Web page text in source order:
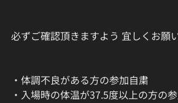
必ずご確認頂きますよう 宜しくお願
・体調不良がある方の参加自粛
・入場時の体温が37.5度以上の方の